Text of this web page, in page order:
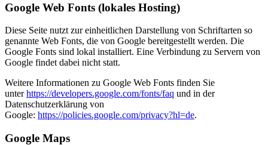
Google Web Fonts (lokales Hosting)
Diese Seite nutzt zur einheitlichen Darstellung von Schriftarten so
genannte Web Fonts, die von Google bereitgestellt werden. Die
Google Fonts sind lokal installiert. Eine Verbindung zu Servern von
Google findet dabei nicht statt.
Weitere Informationen zu Google Web Fonts finden Sie
unterhttps://developers.google.com/fonts/faq und in der
Datenschutzerklärung von
Google: https://policies.google.com/privacy?hl=de.
Google Maps